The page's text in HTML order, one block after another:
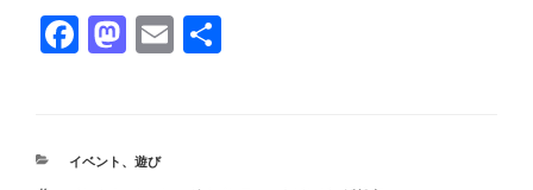
F
e
M
o
E
カ
イベント 、 遊び